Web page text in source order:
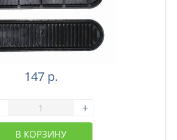
147 р.
+
В КОРЗИНУ